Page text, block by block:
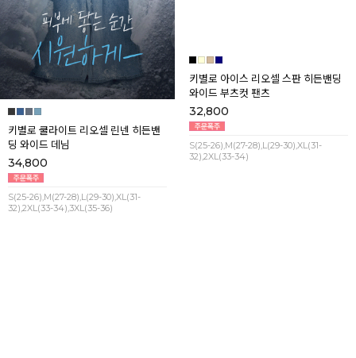
키별로 쿨라이트 리오셀 린넨 히든밴
딩 와이드 데님
34,800
S(25-26),M(27-28),L(29-30),XL(31-
32),2XL(33-34),3XL(35-36)
키별로 아이스 리오셀 스판 히든밴딩
와이드 부츠컷 팬츠
32,800